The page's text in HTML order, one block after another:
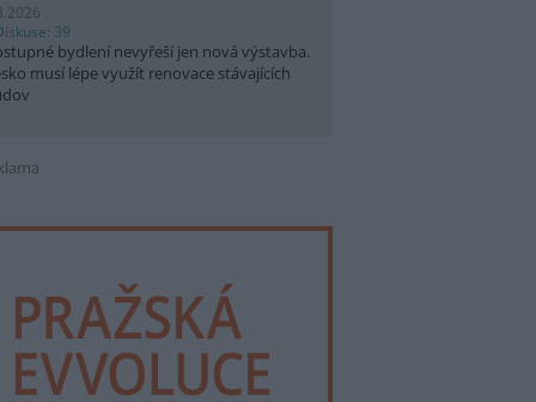
39
bydlení nevyřeší jen nová výstavba.
musí lépe využít renovace stávajících